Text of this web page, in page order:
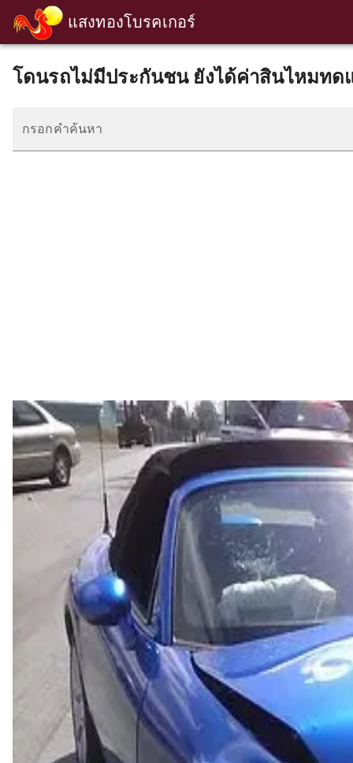
แสงทองโบรคเกอร์
โดนรถไม่มีประกันชน ยังได้ค่าสินไหมทด
กรอกคำค้นหา